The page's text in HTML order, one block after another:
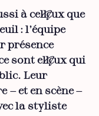
à cel·leux que
: l’équipe
présence
sont el·leux qui
Leur
— et en scène —
la styliste